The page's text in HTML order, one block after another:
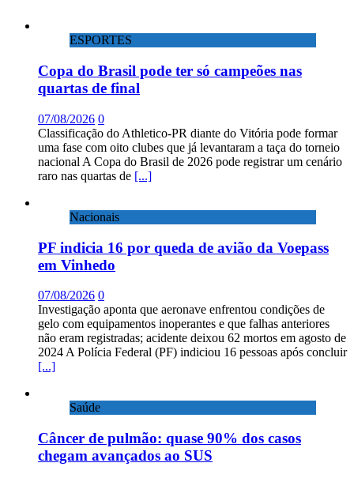
ESPORTES
Copa do Brasil pode ter só campeões nas
quartas de final
07/08/2026 0
Classificação do Athletico-PR diante do Vitória pode formar
uma fase com oito clubes que já levantaram a taça do torneio
nacional A Copa do Brasil de 2026 pode registrar um cenário
raro nas quartas de [...]
Nacionais
PF indicia 16 por queda de avião da Voepass
em Vinhedo
07/08/2026 0
Investigação aponta que aeronave enfrentou condições de
gelo com equipamentos inoperantes e que falhas anteriores
não eram registradas; acidente deixou 62 mortos em agosto de
2024 A Polícia Federal (PF) indiciou 16 pessoas após concluir
[...]
Saúde
Câncer de pulmão: quase 90% dos casos
chegam avançados ao SUS